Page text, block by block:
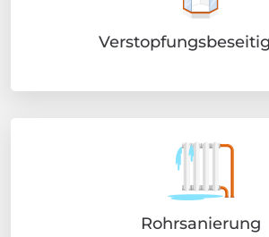
Rohrsanierung